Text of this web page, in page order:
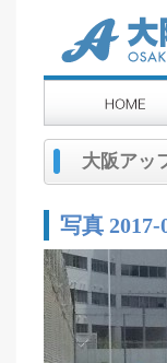
大阪アッ
写真 2017-